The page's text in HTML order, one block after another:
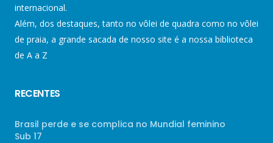
internacional.
Além, dos destaques, tanto no vôlei de quadra como no vôlei
de praia, a grande sacada de nosso site é a nossa biblioteca
de A a Z
RECENTES
Brasil perde e se complica no Mundial feminino
Sub 17